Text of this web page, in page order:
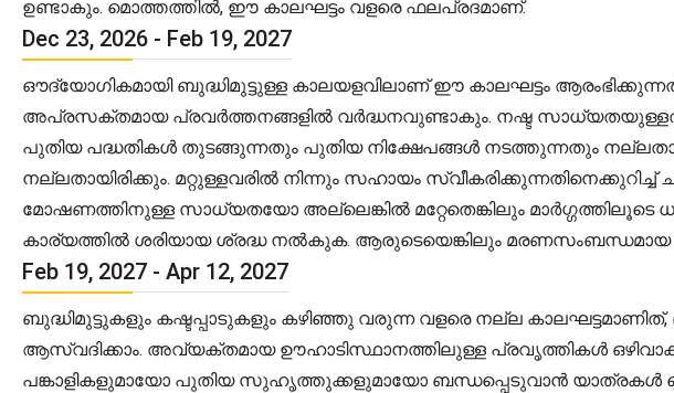
ഉണ്ടാകും. മൊത്തത്തിൽ, ഈ കാലഘട്ടം വളരെ ഫലപ്രദമാണ്.
Dec 23, 2026 - Feb 19, 2027
ഔദ്യോഗികമായി ബുദ്ധിമുട്ടുള്ള കാലയളവിലാണ് ഈ കാലഘട്ടം
അപ്രസക്തമായ പ്രവർത്തനങ്ങളിൽ വർദ്ധനവുണ്ടാകും. നഷ്ട
പുതിയ പദ്ധതികൾ തുടങ്ങുന്നതും പുതിയ നിക്ഷേപങ്ങൾ നടത്തുന്നതും
നല്ലതായിരിക്കും. മറ്റുള്ളവരിൽ നിന്നും സഹായം
മോഷണത്തിനുള്ള സാധ്യതയോ അല്ലെങ്കിൽ മറ്റേതെങ്കിലും
കാര്യത്തിൽ ശരിയായ ശ്രദ്ധ നൽകുക. ആരുടെയെങ്കിലും
Feb 19, 2027 - Apr 12, 2027
ബുദ്ധിമുട്ടുകളും കഷ്ടപ്പാടുകളും കഴിഞ്ഞു വരുന്ന വളരെ നല്ല
ആസ്വദിക്കാം. അവ്യക്തമായ ഊഹാടിസ്ഥാനത്തിലുള്ള പ്രവൃത്തികൾ
പങ്കാളികളുമായോ പുതിയ സുഹൃത്തുക്കളുമായോ ബന്ധപ്പെടുവാൻ യാത്രകൾ